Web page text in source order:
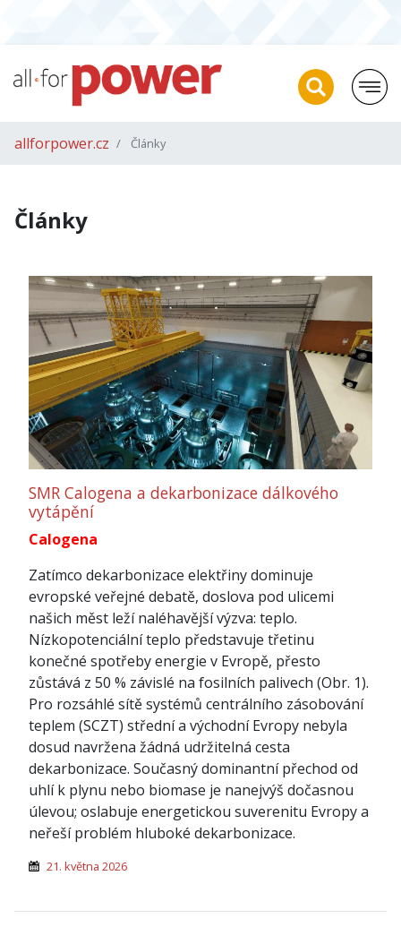
allforpower.cz Články
Články
SMR Calogena a dekarbonizace dálkového
vytápění
Calogena
Zatímco dekarbonizace elektřiny dominuje
evropské veřejné debatě, doslova pod ulicemi
našich měst leží naléhavější výzva: teplo.
Nízkopotenciální teplo představuje třetinu
konečné spotřeby energie v Evropě, přesto
zůstává z 50 % závislé na fosilních palivech (Obr. 1).
Pro rozsáhlé sítě systémů centrálního zásobování
teplem (SCZT) střední a východní Evropy nebyla
dosud navržena žádná udržitelná cesta
dekarbonizace. Současný dominantní přechod od
uhlí k plynu nebo biomase je nanejvýš dočasnou
úlevou; oslabuje energetickou suverenitu Evropy a
neřeší problém hluboké dekarbonizace.
21. května 2026